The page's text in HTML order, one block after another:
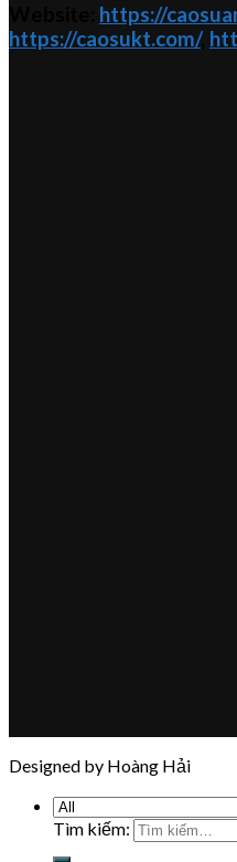
https://
https://caosukt.com/,
Designed by Hoàng Hải
Tìm kiếm: